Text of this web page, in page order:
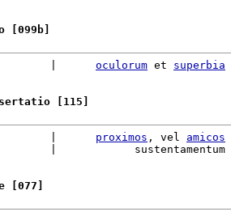
[099b]
oculorum et superbia
[115]
proximos , vel amicos
|            sustentamentum
[077]